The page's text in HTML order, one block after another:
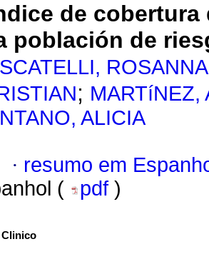
de
población de
ROSANNA
; MARTíNEZ,
ALICIA
· resumo em
(
pdf )
Clinico